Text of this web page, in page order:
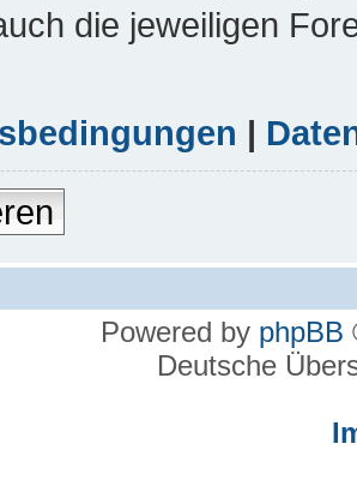
die jeweiligen
|
Powered by phpBB
Deutsche